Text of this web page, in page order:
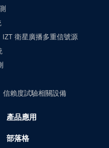
IZT 衛星廣播多重信號源
信賴度試驗相關設備
產品應用
部落格